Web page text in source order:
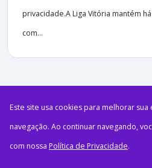
privacidade.A Liga Vitória mantém
com...
E-Milhas
17 anos do Azul
Este site usa cookies para melhorar
navegação. Ao continuar navegando,
com nossa Política de Privacidade.